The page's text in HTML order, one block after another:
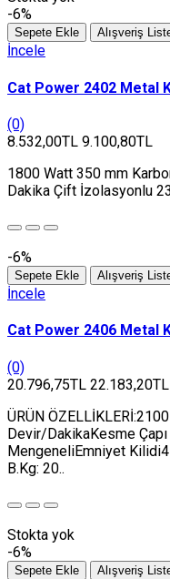
-6%
Sepete Ekle Alışveriş
İncele
Cat Power 2402 Metal
(0)
8.532,00TL 9.100,80TL
1800 Watt 350 mm
Dakika Çift İzolasyonlu
-6%
Sepete Ekle Alışveriş
İncele
Cat Power 2406 Metal
(0)
20.796,75TL 22.183,20TL
ÜRÜN
Devir/DakikaKesme
MengeneliEmniyet
B.Kg: 20..
Stokta yok
-6%
Sepete Ekle Alışveriş